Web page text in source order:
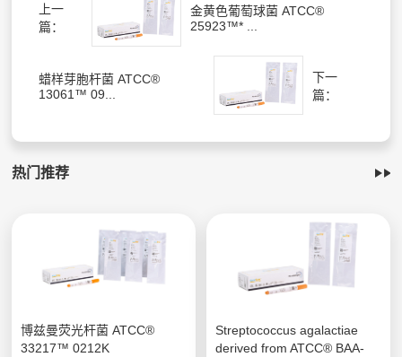
上一
篇：
金黄色葡萄球菌 ATCC®
25923™* ...
蜡样芽胞杆菌 ATCC®
13061™ 09...
下一
篇：
热门推荐
博兹曼荧光杆菌 ATCC®
33217™ 0212K
Streptococcus agalactiae
derived from ATCC® BAA-